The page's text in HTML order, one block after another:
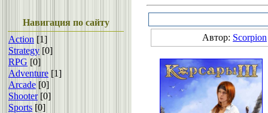
Навигация по сайту
Action [1]
Strategy [0]
RPG [0]
Adventure [1]
Arcade [0]
Shooter [0]
Sports [0]
Автор: Scorpion